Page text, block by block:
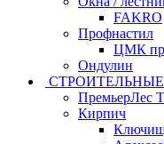
FAKRO
Профнастил
ЦМК
Ондулин
ПремьерЛес
Кирпич